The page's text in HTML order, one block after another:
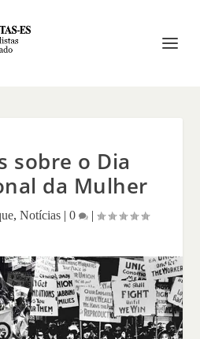
sobre o Dia
da Mulher
, Notícias | 0 |